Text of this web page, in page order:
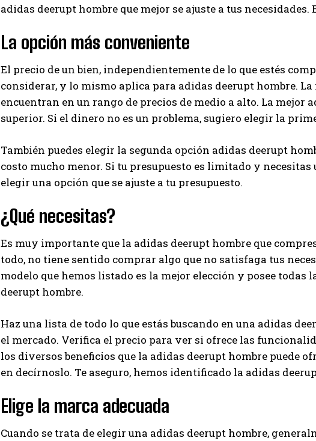
Ayhan
adidas deerupt hombre que mejor se ajuste a tus necesidades.
La opción más conveniente
El precio de un bien, independientemente de lo que estés
considerar, y lo mismo aplica para adidas deerupt hombre.
encuentran en un rango de precios de medio a alto. La mejor
superior. Si el dinero no es un problema, sugiero elegir la
También puedes elegir la segunda opción adidas deerupt
costo mucho menor. Si tu presupuesto es limitado y
elegir una opción que se ajuste a tu presupuesto.
¿Qué necesitas?
Es muy importante que la adidas deerupt hombre que
todo, no tiene sentido comprar algo que no satisfaga tus
modelo que hemos listado es la mejor elección y posee todas
deerupt hombre.
Haz una lista de todo lo que estás buscando en una adidas
el mercado. Verifica el precio para ver si ofrece las
los diversos beneficios que la adidas deerupt hombre puede
en decírnoslo. Te aseguro, hemos identificado la adidas
Elige la marca adecuada
Cuando se trata de elegir una adidas deerupt hombre,